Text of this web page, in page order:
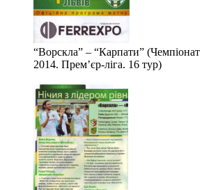
“Ворскла” – “Карпати”
2014. Прем’єр-ліга. 16 тур)